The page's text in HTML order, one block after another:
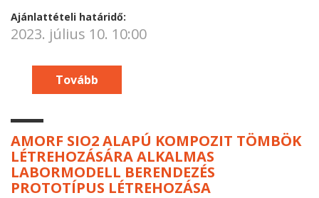
Ajánlattételi határidő:
2023. július 10. 10:00
Tovább
AMORF SIO2 ALAPÚ KOMPOZIT TÖMBÖK
LÉTREHOZÁSÁRA ALKALMAS
LABORMODELL BERENDEZÉS
PROTOTÍPUS LÉTREHOZÁSA